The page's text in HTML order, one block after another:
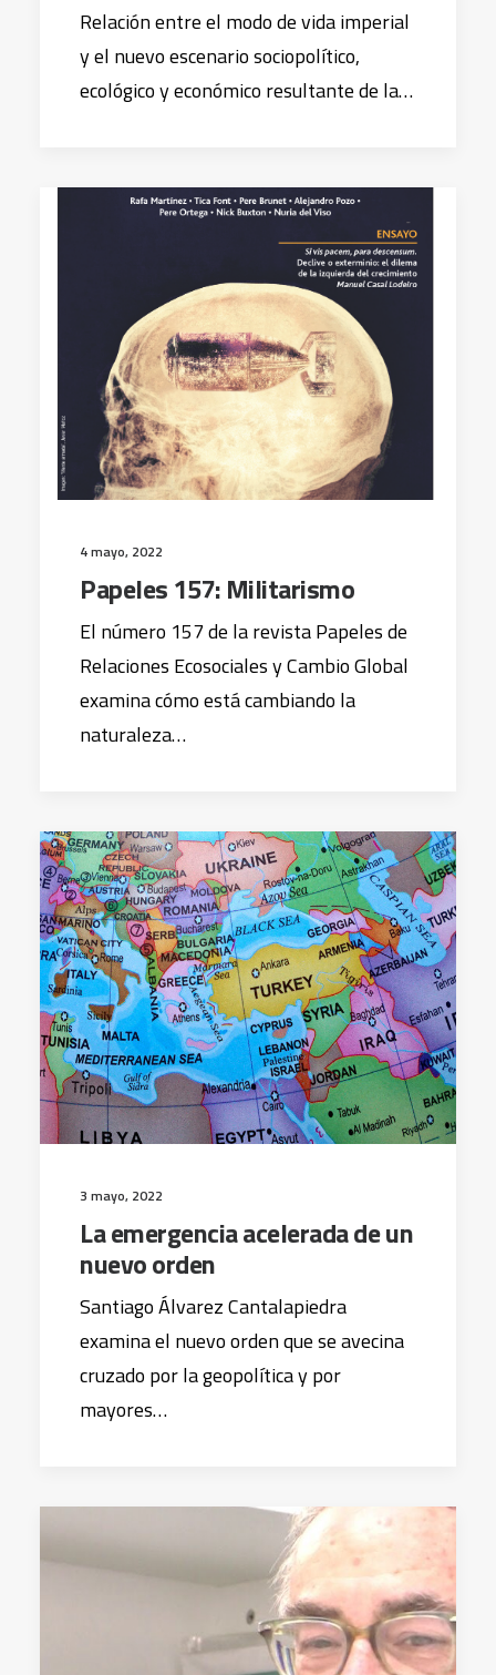
Relación entre el modo de vida imperial
y el nuevo escenario sociopolítico,
ecológico y económico resultante de la…
4 mayo, 2022
Papeles 157: Militarismo
El número 157 de la revista Papeles de
Relaciones Ecosociales y Cambio Global
examina cómo está cambiando la
naturaleza…
3 mayo, 2022
La emergencia acelerada de un
nuevo orden
Santiago Álvarez Cantalapiedra
examina el nuevo orden que se avecina
cruzado por la geopolítica y por
mayores…